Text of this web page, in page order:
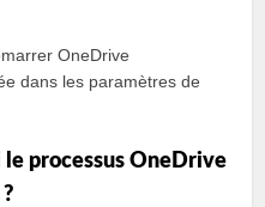
OneDrive
dans les paramètres de
processus OneDrive